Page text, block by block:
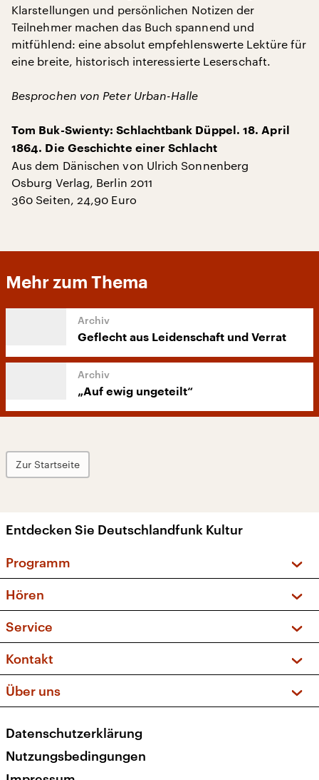
Klarstellungen und persönlichen Notizen der
Teilnehmer machen das Buch spannend und
mitfühlend: eine absolut empfehlenswerte Lektüre für
eine breite, historisch interessierte Leserschaft.
Besprochen von Peter Urban-Halle
Tom Buk-Swienty: Schlachtbank Düppel. 18. April
1864. Die Geschichte einer Schlacht
Aus dem Dänischen von Ulrich Sonnenberg
Osburg Verlag, Berlin 2011
360 Seiten, 24,90 Euro
Mehr zum Thema
Geflecht aus Leidenschaft und Verrat
„Auf ewig ungeteilt“
Zur Startseite
Entdecken Sie Deutschlandfunk Kultur
Programm
Sendungen und Podcasts
Musikliste
Kakadu – Das Kinderprogramm
Hören
Frequenzen (UKW + DAB+)
Service
FAQ
Apps
Newsletter
Veranstaltungen
Kontakt
Social Media
Über uns
Presse
Karriere
Datenschutzerklärung
Nutzungsbedingungen